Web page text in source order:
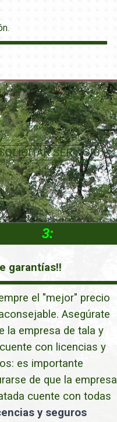
SERVICIO
3:
garantías!!
el "mejor" precio
Asegúrate
la empresa de tala y
con licencias y
es importante
de que la empresa
cuente con todas
y seguros